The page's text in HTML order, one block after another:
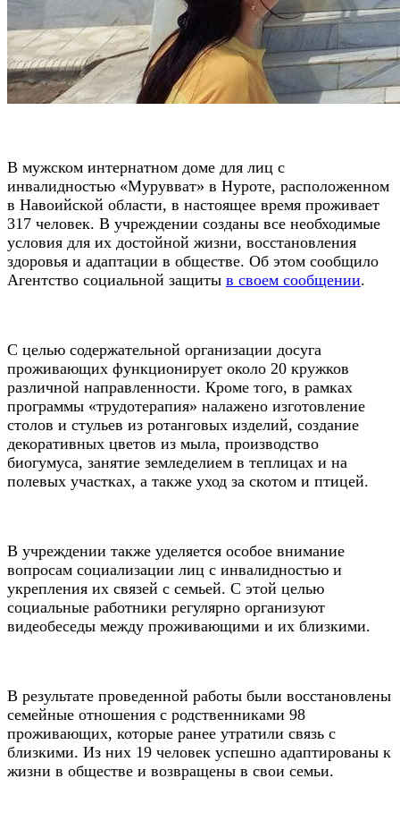
В мужском интернатном доме для лиц с
инвалидностью «Мурувват» в Нуроте, расположенном
в Навоийской области, в настоящее время проживает
317 человек. В учреждении созданы все необходимые
условия для их достойной жизни, восстановления
здоровья и адаптации в обществе. Об этом сообщило
Агентство социальной защиты в своем сообщении.
С целью содержательной организации досуга
проживающих функционирует около 20 кружков
различной направленности. Кроме того, в рамках
программы «трудотерапия» налажено изготовление
столов и стульев из ротанговых изделий, создание
декоративных цветов из мыла, производство
биогумуса, занятие земледелием в теплицах и на
полевых участках, а также уход за скотом и птицей.
В учреждении также уделяется особое внимание
вопросам социализации лиц с инвалидностью и
укрепления их связей с семьей. С этой целью
социальные работники регулярно организуют
видеобеседы между проживающими и их близкими.
В результате проведенной работы были восстановлены
семейные отношения с родственниками 98
проживающих, которые ранее утратили связь с
близкими. Из них 19 человек успешно адаптированы к
жизни в обществе и возвращены в свои семьи.